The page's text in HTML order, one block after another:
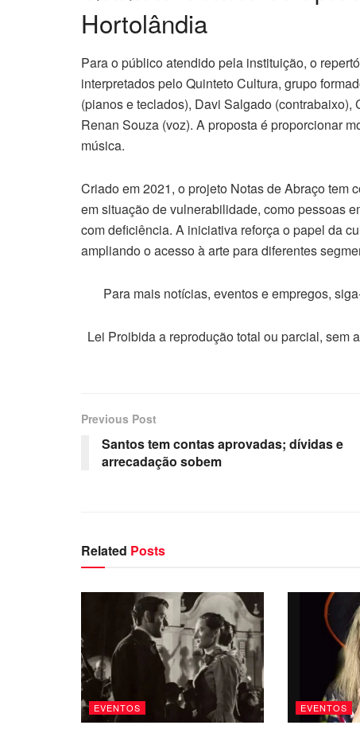
Hortolândia
Para o público atendido pela instituição, o
interpretados pelo Quinteto Cultura, grupo
(pianos e teclados), Davi Salgado (contrabaixo),
Renan Souza (voz). A proposta é proporcionar
música.
Criado em 2021, o projeto Notas de Abraço tem
em situação de vulnerabilidade, como pessoas
com deficiência. A iniciativa reforça o papel da
ampliando o acesso à arte para diferentes
Para mais notícias, eventos e empregos,
Lei Proibida a reprodução total ou parcial, sem
Previous Post
Santos tem contas aprovadas; dívidas e
arrecadação sobem
Related Posts
EVENTOS EVENTOS